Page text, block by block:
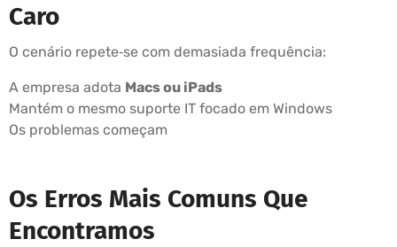
Caro
O cenário repete‑se com demasiada frequência:
A empresa adota Macs ou iPads
Mantém o mesmo suporte IT focado em Windows
Os problemas começam
Os Erros Mais Comuns Que
Encontramos